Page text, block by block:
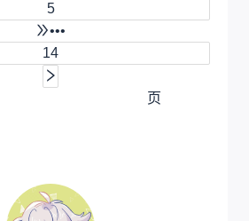
5
•••
14
页